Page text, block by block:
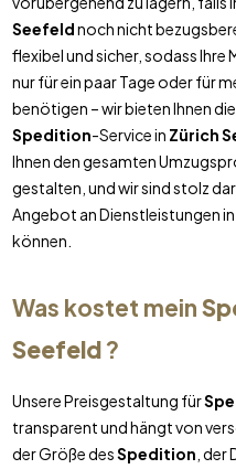
Seefeldnoch nicht
flexibel und sicher, sodass Ihre
nur für ein paar Tage oder für
benötigen – wir bieten Ihnen
Spedition-Service in Zürich
Ihnen den gesamten
gestalten, und wir sind stolz
Angebot an Dienstleistungen in
können.
Was kostet mein
Seefeld?
Unsere Preisgestaltung für
transparent und hängt von
der Größe desSpedition ,